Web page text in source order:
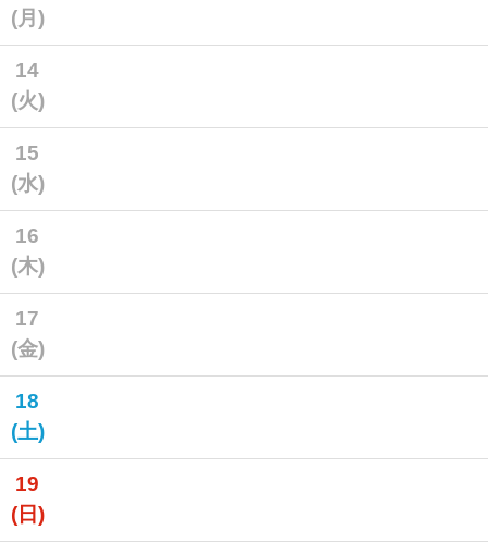
(月)
14
(火)
15
(水)
16
(木)
17
(金)
18
(土)
19
(日)